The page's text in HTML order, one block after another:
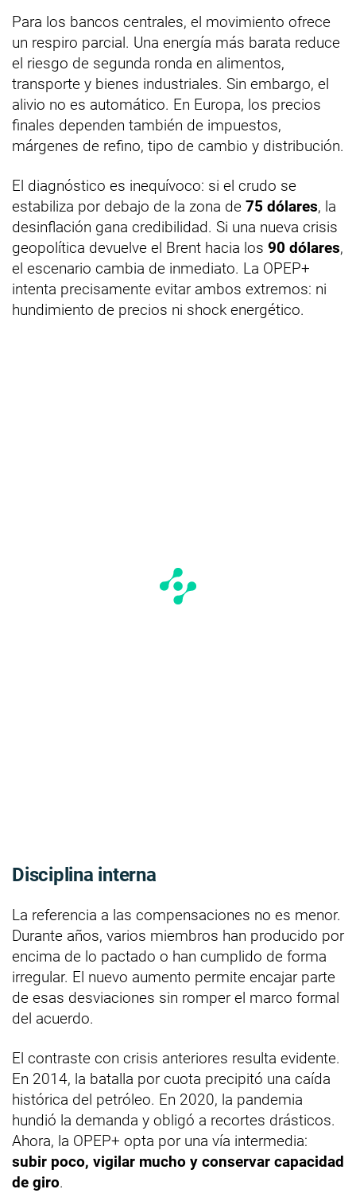
Para los bancos centrales, el movimiento ofrece
un respiro parcial. Una energía más barata reduce
el riesgo de segunda ronda en alimentos,
transporte y bienes industriales. Sin embargo, el
alivio no es automático. En Europa, los precios
finales dependen también de impuestos,
márgenes de refino, tipo de cambio y distribución.
El diagnóstico es inequívoco: si el crudo se
estabiliza por debajo de la zona de 75 dólares, la
desinflación gana credibilidad. Si una nueva crisis
geopolítica devuelve el Brent hacia los 90 dólares,
el escenario cambia de inmediato. La OPEP+
intenta precisamente evitar ambos extremos: ni
hundimiento de precios ni shock energético.
Disciplina interna
La referencia a las compensaciones no es menor.
Durante años, varios miembros han producido por
encima de lo pactado o han cumplido de forma
irregular. El nuevo aumento permite encajar parte
de esas desviaciones sin romper el marco formal
del acuerdo.
El contraste con crisis anteriores resulta evidente.
En 2014, la batalla por cuota precipitó una caída
histórica del petróleo. En 2020, la pandemia
hundió la demanda y obligó a recortes drásticos.
Ahora, la OPEP+ opta por una vía intermedia:
subir poco, vigilar mucho y conservar capacidad
de giro.